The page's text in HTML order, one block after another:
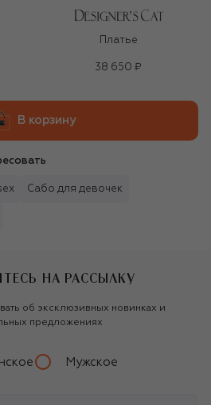
Платье
38 650 ₽
В корзину
Сабо для девочек
НА РАССЫЛКУ
об эксклюзивных новинках и
предложениях
Мужское